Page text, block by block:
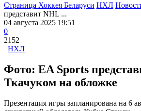
Страница Хоккея Беларуси НХЛ
представит NHL ...
04 августа 2025 19:51
0
2152
НХЛ
Фото: EA Sports
Ткачуком на обложке
Презентация игры запланирована на 6